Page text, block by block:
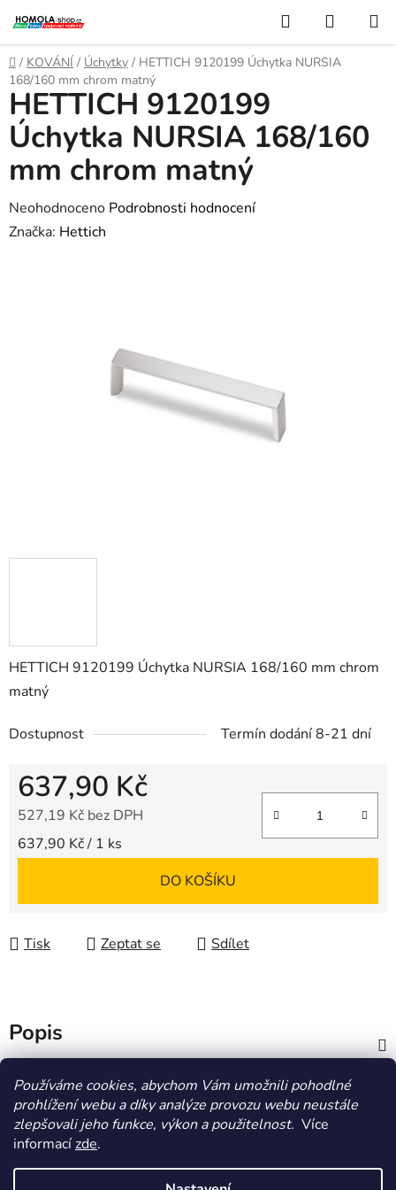
Používáme cookies, abychom Vám umožnili pohodlné
prohlížení webu a díky analýze provozu webu neustále
zlepšovali jeho funkce, výkon a použitelnost. Více
informacízde.
na
obsah
Hledat
KOŠÍK
Domů
/ KOVÁNÍ / Úchytky / HETTICH 9120199 Úchytka NURSIA
168/160 mm chrom matný
HETTICH 9120199 Úchytka NURSIA 168/160 mm chrom
matný
Dostupnost Termín dodání 8-21 dní
637,90 Kč
527,19 Kč bez DPH
Měrná cena:
637,90 Kč / 1 ks
DO KOŠÍKU
Tisk Zeptat se Sdílet
HETTICH 9120199
Úchytka NURSIA 168/160
mm chrom matný
Průměrné
hodnocení
Neohodnoceno Podrobnosti hodnocení
Značka: Hettich
Popis
Diskuze
HOMOLA-shop.cz ZDE NAJDETE VÝDEJNÍ MÍSTO